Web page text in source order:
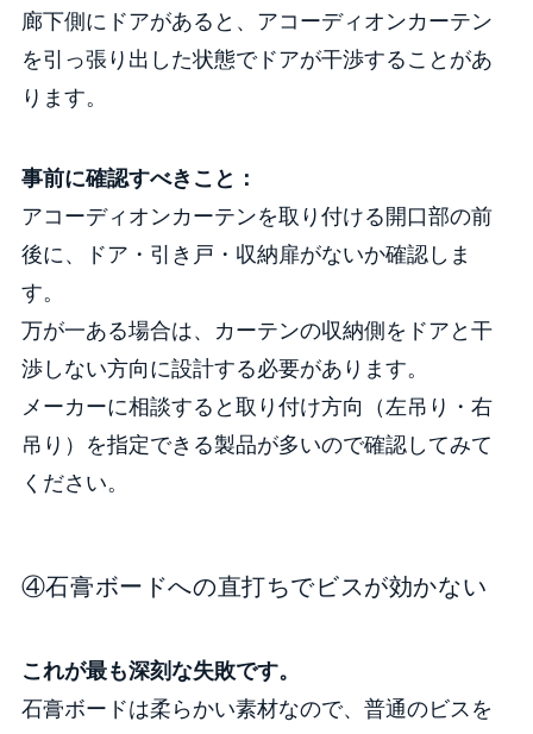
廊下側にドアがあると、アコーディオンカーテン
を引っ張り出した状態でドアが干渉することがあ
ります。
事前に確認すべきこと：
アコーディオンカーテンを取り付ける開口部の前
後に、ドア・引き戸・収納扉がないか確認しま
す。
万が一ある場合は、カーテンの収納側をドアと干
渉しない方向に設計する必要があります。
メーカーに相談すると取り付け方向（左吊り・右
吊り）を指定できる製品が多いので確認してみて
ください。
④石膏ボードへの直打ちでビスが効かない
これが最も深刻な失敗です。
石膏ボードは柔らかい素材なので、普通のビスを